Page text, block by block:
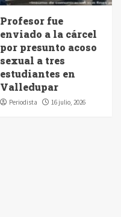
Profesor fue
enviado a la cárcel
por presunto acoso
sexual a tres
estudiantes en
Valledupar
Periodista 16 julio, 2026